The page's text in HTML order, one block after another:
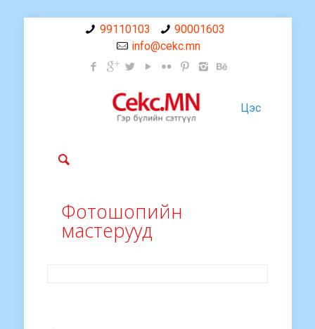
99110103
90001603
info@cekc.mn
Цэс
Фотошопийн
мастерууд